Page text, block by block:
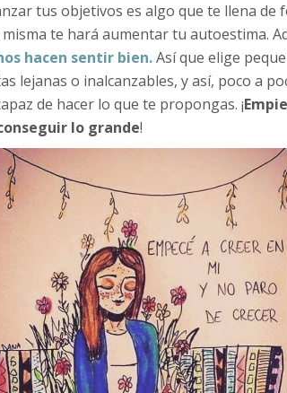
tus objetivos es algo que te llena de
te hará aumentar tu autoestima.
hacen sentir bien.Así que elige
lejanas o inalcanzables, y así, poco a
de hacer lo que te propongas. ¡
lo grande!